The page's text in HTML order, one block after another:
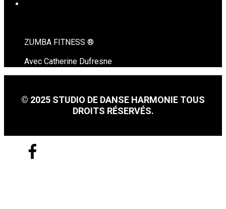
ZUMBA FITNESS ®
Avec Catherine Dufresne
© 2025 STUDIO DE DANSE HARMONIE TOUS
DROITS RÉSERVÉS.